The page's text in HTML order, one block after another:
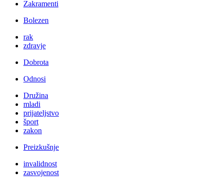
Zakramenti
Bolezen
rak
zdravje
Dobrota
Odnosi
Družina
mladi
prijateljstvo
šport
zakon
Preizkušnje
invalidnost
zasvojenost